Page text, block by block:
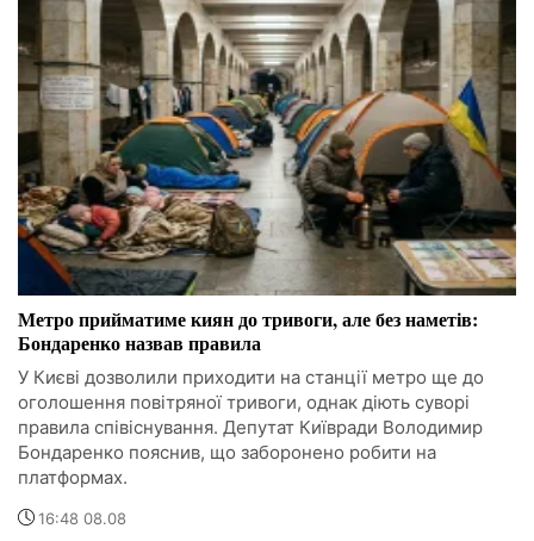
Метро прийматиме киян до тривоги, але без наметів:
Бондаренко назвав правила
У Києві дозволили приходити на станції метро ще до
оголошення повітряної тривоги, однак діють суворі
правила співіснування. Депутат Київради Володимир
Бондаренко пояснив, що заборонено робити на
платформах.
16:48 08.08